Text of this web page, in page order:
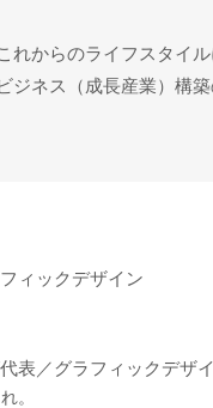
れからのライフスタイ
ジネス（成長産業）構
ィックデザイン
代表／グラフィックデザ
。